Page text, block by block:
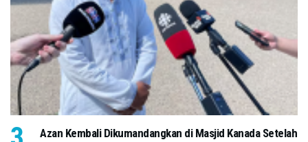
Azan Kembali Dikumandangkan di Masjid Kanada Setelah